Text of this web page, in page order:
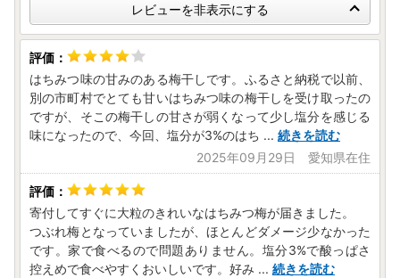
レビューを非表示にする
はちみつ味の甘みのある梅干しです。ふるさと納税で以前、
別の市町村でとても甘いはちみつ味の梅干しを受け取ったの
ですが、そこの梅干しの甘さが弱くなって少し塩分を感じる
味になったので、今回、塩分が3%のはち ... 続きを読む
2025年09月29日 愛知県在住
寄付してすぐに大粒のきれいなはちみつ梅が届きました。
つぶれ梅となっていましたが、ほとんどダメージ少なかった
です。家で食べるので問題ありません。塩分3%で酸っぱさ
控えめで食べやすくおいしいです。好み ... 続きを読む